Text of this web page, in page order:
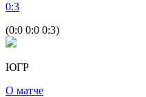
0:3
(0:0 0:0 0:3)
ЮГР
О матче